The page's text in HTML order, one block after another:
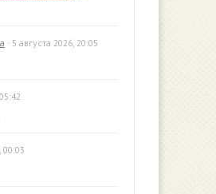
· 5 августа 2026, 20:05
00:03